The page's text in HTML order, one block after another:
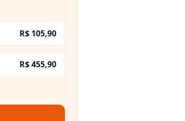
R$ 105,90
R$ 455,90